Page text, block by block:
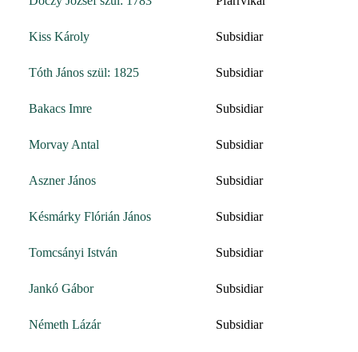
Kiss Károly Subsidiar
Tóth János szül: 1825 Subsidiar
Bakacs Imre Subsidiar
Morvay Antal Subsidiar
Aszner János Subsidiar
Késmárky Flórián János Subsidiar
Tomcsányi István Subsidiar
Jankó Gábor Subsidiar
Németh Lázár Subsidiar